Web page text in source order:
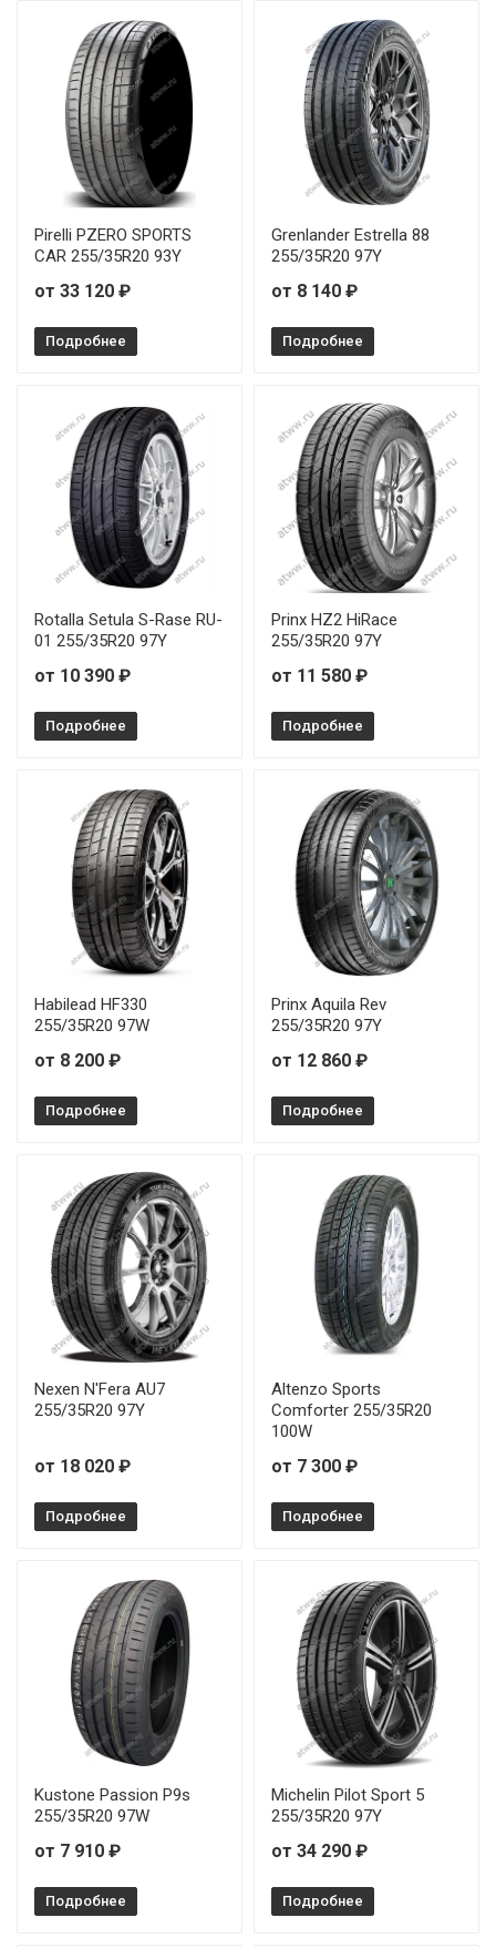
Pirelli PZERO SPORTS
CAR 255/35R20 93Y
от 33 120 ₽
Подробнее
Grenlander Estrella 88
255/35R20 97Y
от 8 140 ₽
Подробнее
Rotalla Setula S-Rase RU-
01 255/35R20 97Y
от 10 390 ₽
Подробнее
Prinx HZ2 HiRace
255/35R20 97Y
от 11 580 ₽
Подробнее
Habilead HF330
255/35R20 97W
от 8 200 ₽
Подробнее
Prinx Aquila Rev
255/35R20 97Y
от 12 860 ₽
Подробнее
Nexen N'Fera AU7
255/35R20 97Y
от 18 020 ₽
Подробнее
Altenzo Sports
Comforter 255/35R20
100W
от 7 300 ₽
Подробнее
Kustone Passion P9s
255/35R20 97W
от 7 910 ₽
Подробнее
Michelin Pilot Sport 5
255/35R20 97Y
от 34 290 ₽
Подробнее